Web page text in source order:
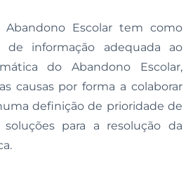
Abandono Escolar tem como
de informação adequada ao
do Abandono Escolar,
causas por forma a colaborar
definição de prioridade de
para a resolução da